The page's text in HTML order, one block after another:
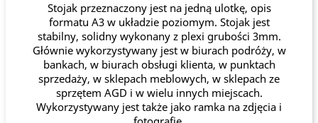
Stojak przeznaczony jest na jedną ulotkę, opis
formatu A3 w układzie poziomym. Stojak jest
stabilny, solidny wykonany z plexi grubości 3mm.
Głównie wykorzystywany jest w biurach podróży, w
bankach, w biurach obsługi klienta, w punktach
sprzedaży, w sklepach meblowych, w sklepach ze
sprzętem AGD i w wielu innych miejscach.
Wykorzystywany jest także jako ramka na zdjęcia i